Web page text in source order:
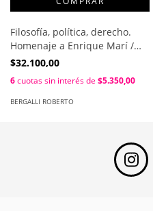
Filosofía, política, derecho.
Homenaje a Enrique Marí /
Martyniuk Claudio y Bergalli
$32.100,00
6cuotas sin interés de $5.350,00
BERGALLI ROBERTO